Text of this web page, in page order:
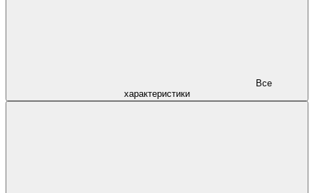
характеристики